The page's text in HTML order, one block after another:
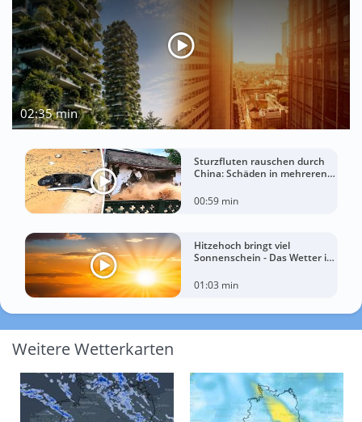
02:35 min
Sturzfluten rauschen durch
China: Schäden in mehreren
00:59 min
Hitzehoch bringt viel
Sonnenschein - Das Wetter in
01:03 min
Weitere Wetterkarten